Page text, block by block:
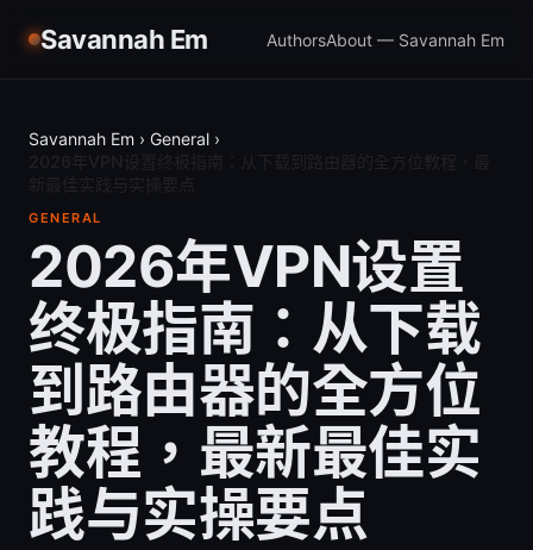
Savannah Em AuthorsAbout — Savannah Em
Savannah Em › General ›
GENERAL
2026年VPN设置
终极指南：从下载
到路由器的全方位
教程，最新最佳实
践与实操要点